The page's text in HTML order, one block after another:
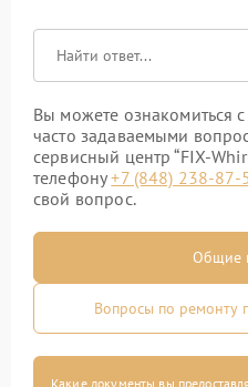
Вы можете ознакомиться
часто задаваемыми
сервисный центр “FIX-
телефону+7 (848) 238-87-
свой вопрос.
Общие
Вопросы по ремонту
Какие документы вы